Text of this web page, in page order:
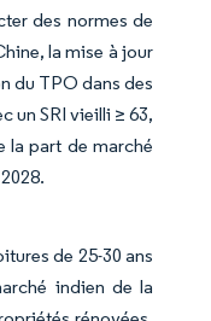
des normes de
la mise à jour
du TPO dans des
un SRI vieilli ≥ 63,
la part de marché
de 25-30 ans
indien de la